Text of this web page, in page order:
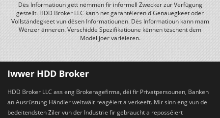
Dës Informatioun gëtt nëmmen fir informell Zwecker zur Verfügung
gestellt. HDD Broker LLC kann net garantéieren d'Genauegkeet oder
Vollständegkeet vun dësen Informatiounen. Dës Informatioun kann mam
Wënzer änneren. Verschidde Spezifikatioune kënnen tëschent dem
Modelljoer variéieren.
Iwwer HDD Broker
HDD Broker LLC ass eng Brokeragefirma, déi fir Privatpersounen, Banken
an Ausrüstung Händler weltwäit reagéiert a verkeeft. Mir sinn eng vun de
bedeitendsten Ziler vun der Industrie fir gebraucht a reposséiert